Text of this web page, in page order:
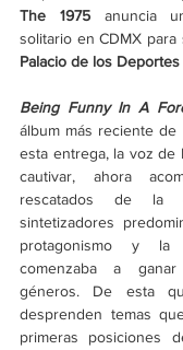
The 1975 anuncia
solitario en CDMX
Palacio de los Deportes
Being Funny In A
álbum más reciente de
esta entrega, la voz de
cautivar, ahora
rescatados de la
sintetizadores
protagonismo y la
comenzaba a
géneros. De esta
desprenden temas
primeras posiciones